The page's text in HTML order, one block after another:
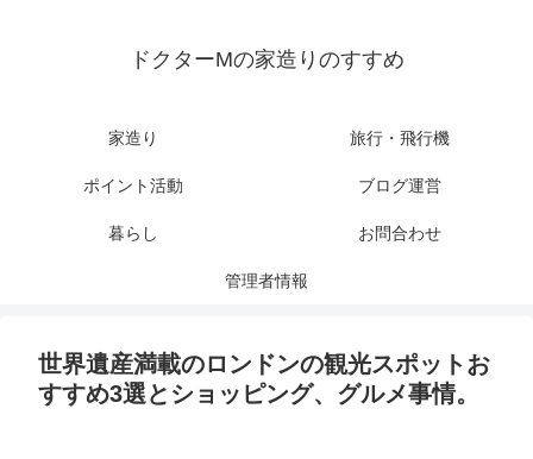
ドクターMの家造りのすすめ
家造り 旅行・飛行機
ポイント活動 ブログ運営
暮らし お問合わせ
管理者情報
世界遺産満載のロンドンの観光スポットお
すすめ3選とショッピング、グルメ事情。